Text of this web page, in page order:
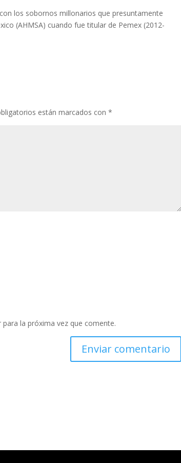
los sobornos millonarios que presuntamente
(AHMSA) cuando fue titular de Pemex (2012-
están marcados con*
la próxima vez que comente.